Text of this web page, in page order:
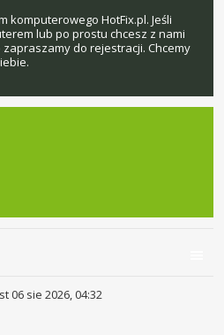
komputerowego HotFix.pl. Jeśli
lub po prostu chcesz z nami
do rejestracji. Chcemy
06 sie 2026, 04:32